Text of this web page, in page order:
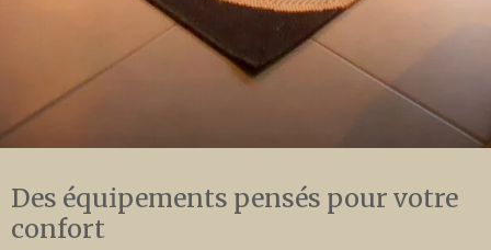
Des équipements pensés pour votre
confort